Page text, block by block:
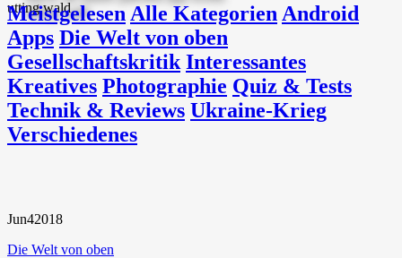
Meistgelesen Alle Kategorien Android
Apps Die Welt von oben
Gesellschaftskritik Interessantes
Kreatives Photographie Quiz & Tests
Technik & Reviews Ukraine-Krieg
Verschiedenes
Jun42018
Die Welt von oben